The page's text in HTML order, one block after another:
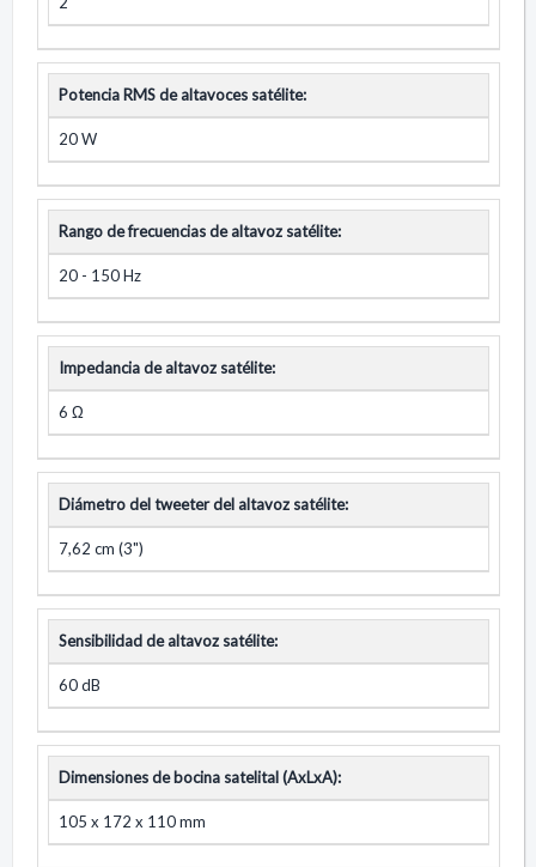
Potencia RMS de altavoces satélite:
20 W
Rango de frecuencias de altavoz satélite:
20 - 150 Hz
Impedancia de altavoz satélite:
6 Ω
Diámetro del tweeter del altavoz satélite:
7,62 cm (3")
Sensibilidad de altavoz satélite:
60 dB
Dimensiones de bocina satelital (AxLxA):
105 x 172 x 110 mm